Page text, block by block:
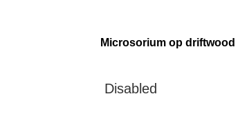
Microsorium op driftwood
Disabled